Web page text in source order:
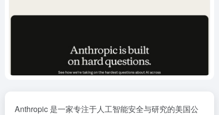
Anthropic 是一家专注于人工智能安全与研究的美国公